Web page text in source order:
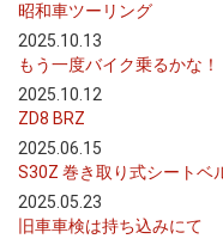
昭和車ツーリング
2025.10.13
もう一度バイク乗るかな！
2025.10.12
ZD8 BRZ
2025.06.15
S30Z 巻き取り式シートベ
2025.05.23
旧車車検は持ち込みにて